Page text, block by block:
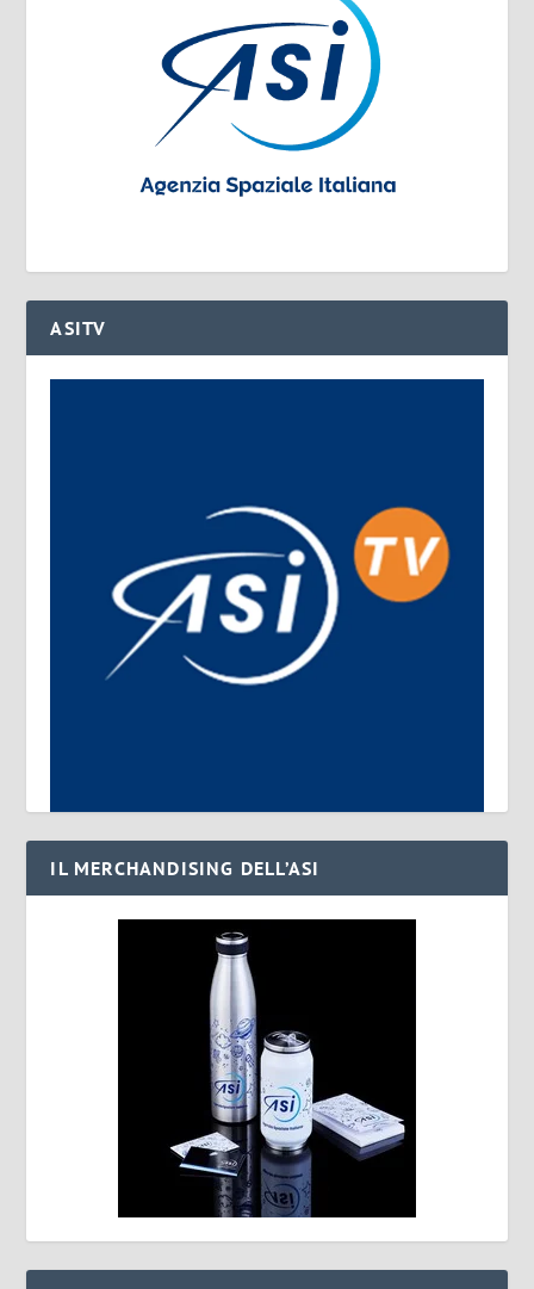
ASITV
IL MERCHANDISING DELL’ASI